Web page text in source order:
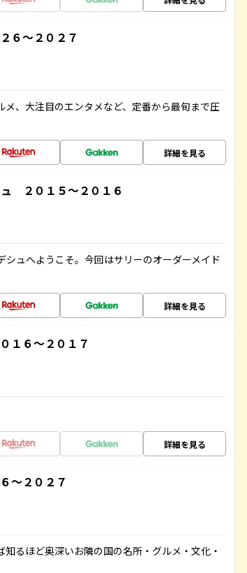
～２０２７
、大注目のエンタメなど、定番から最旬まで圧
詳細を見る
２０１５～２０１６
ュへようこそ。今回はサリーのオーダーメイド
詳細を見る
６～２０１７
詳細を見る
～２０２７
るほど奥深いお隣の国の名所・グルメ・文化・